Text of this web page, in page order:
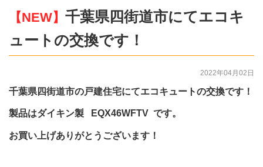
【NEW】 千葉県四街道市にてエコキ
ュートの交換です！
2022年04月02日
千葉県四街道市の戸建住宅にてエコキュートの交換です！
製品はダイキン製 EQX46WFTV です。
お買い上げありがとうございます！